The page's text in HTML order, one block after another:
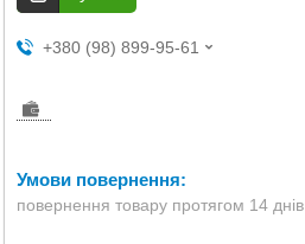
+380 (98) 899-95-61
повернення товару протягом 14 днів